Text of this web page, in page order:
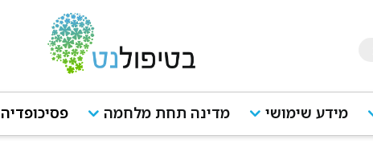
מידע שימושי מדינה תחת מלחמה פסיכופדיה